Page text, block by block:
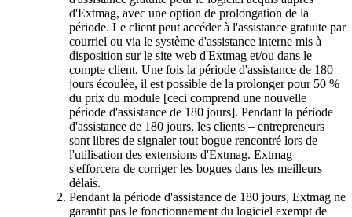
d'Extmag, avec une option de prolongation de la
période. Le client peut accéder à l'assistance gratuite par
courriel ou via le système d'assistance interne mis à
disposition sur le site web d'Extmag et/ou dans le
compte client. Une fois la période d'assistance de 180
jours écoulée, il est possible de la prolonger pour 50 %
du prix du module [ceci comprend une nouvelle
période d'assistance de 180 jours]. Pendant la période
d'assistance de 180 jours, les clients – entrepreneurs
sont libres de signaler tout bogue rencontré lors de
l'utilisation des extensions d'Extmag. Extmag
s'efforcera de corriger les bogues dans les meilleurs
délais.
Pendant la période d'assistance de 180 jours, Extmag ne
garantit pas le fonctionnement du logiciel exempt de